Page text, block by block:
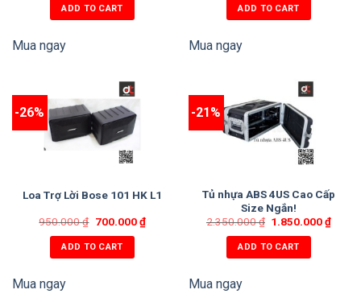
ADD TO CART
Mua ngay
ADD TO CART
Mua ngay
-26%
Loa Trợ Lời Bose 101 HK L1
950.000₫ 700.000₫
ADD TO CART
Mua ngay
-21%
Tủ nhựa ABS 4US Cao Cấp
Size Ngắn!
2.350.000₫ 1.850.000₫
ADD TO CART
Mua ngay